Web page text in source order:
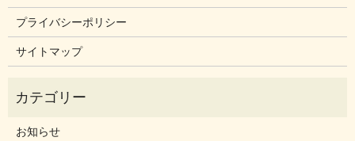
プライバシーポリシー
サイトマップ
お知らせ